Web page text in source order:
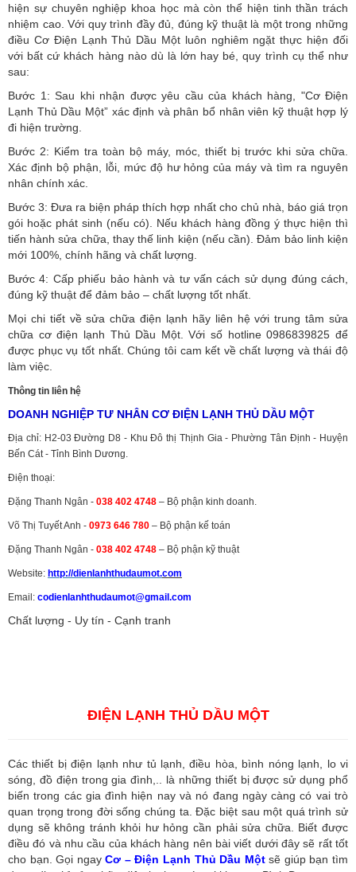
hiện sự chuyên nghiệp khoa học mà còn thể hiện tinh thần trách
nhiệm cao. Với quy trình đầy đủ, đúng kỹ thuật là một trong những
điều Cơ Điện Lạnh Thủ Dầu Một luôn nghiêm ngặt thực hiện đối
với bất cứ khách hàng nào dù là lớn hay bé, quy trình cụ thể như
sau:
Bước 1: Sau khi nhận được yêu cầu của khách hàng, "Cơ Điện
Lạnh Thủ Dầu Một” xác định và phân bổ nhân viên kỹ thuật hợp lý
đi hiện trường.
Bước 2: Kiểm tra toàn bộ máy, móc, thiết bị trước khi sửa chữa.
Xác định bộ phận, lỗi, mức độ hư hỏng của máy và tìm ra nguyên
nhân chính xác.
Bước 3: Đưa ra biện pháp thích hợp nhất cho chủ nhà, báo giá trọn
gói hoặc phát sinh (nếu có). Nếu khách hàng đồng ý thực hiện thì
tiến hành sửa chữa, thay thế linh kiện (nếu cần). Đảm bảo linh kiện
mới 100%, chính hãng và chất lượng.
Bước 4: Cấp phiếu bảo hành và tư vấn cách sử dụng đúng cách,
đúng kỹ thuật để đảm bảo – chất lượng tốt nhất.
Mọi chi tiết về sửa chữa điện lạnh hãy liên hệ với trung tâm sửa
chữa cơ điện lạnh Thủ Dầu Một. Với số hotline 0986839825 để
được phục vụ tốt nhất. Chúng tôi cam kết về chất lượng và thái độ
làm việc.
Thông tin liên hệ
DOANH NGHIỆP TƯ NHÂN CƠ ĐIỆN LẠNH THỦ DẦU MỘT
Địa chỉ: H2-03 Đường D8 - Khu Đô thị Thịnh Gia - Phường Tân Định - Huyện
Bến Cát - Tỉnh Bình Dương.
Điện thoại:
Đặng Thanh Ngân - 038 402 4748 – Bộ phận kinh doanh.
Võ Thị Tuyết Anh - 0973 646 780 – Bộ phận kế toán
Đặng Thanh Ngân - 038 402 4748 – Bộ phận kỹ thuật
Website: http://dienlanhthudaumot.com
Email: codienlanhthudaumot@gmail.com
Chất lượng - Uy tín - Cạnh tranh
ĐIỆN LẠNH THỦ DẦU MỘT
Các thiết bị điện lạnh như tủ lạnh, điều hòa, bình nóng lạnh, lo vi
sóng, đồ điện trong gia đình,.. là những thiết bị được sử dụng phổ
biến trong các gia đình hiện nay và nó đang ngày càng có vai trò
quan trọng trong đời sống chúng ta. Đặc biệt sau một quá trình sử
dụng sẽ không tránh khỏi hư hỏng cần phải sửa chữa. Biết được
điều đó và nhu cầu của khách hàng nên bài viết dưới đây sẽ rất tốt
cho bạn. Gọi ngayCơ – Điện Lạnh Thủ Dầu Một sẽ giúp bạn tìm